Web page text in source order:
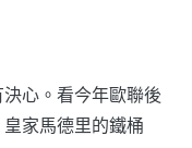
心。看今年歐聯後
家馬德里的鐵桶